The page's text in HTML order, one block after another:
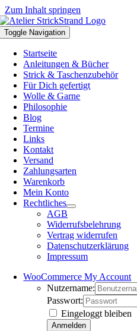
Zum Inhalt springen
Toggle Navigation
Startseite
Anleitungen & Bücher
Strick & Taschenzubehör
Für Dich gefertigt
Wolle & Garne
Philosophie
Blog
Termine
Links
Kontakt
Versand
Zahlungsarten
Warenkorb
Mein Konto
Rechtliches
AGB
Widerrufsbelehrung
Vertrag widerrufen
Datenschutzerklärung
Impressum
WooCommerce My Account
Nutzername:
Passwort:
Eingeloggt bleiben